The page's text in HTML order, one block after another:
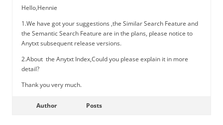
Hello,Hennie
1.We have got your suggestions ,the Similar Search Feature and
the Semantic Search Feature are in the plans, please notice to
Anytxt subsequent release versions.
2.About the Anytxt Index,Could you please explain it in more
detail?
Thank you very much.
Author Posts